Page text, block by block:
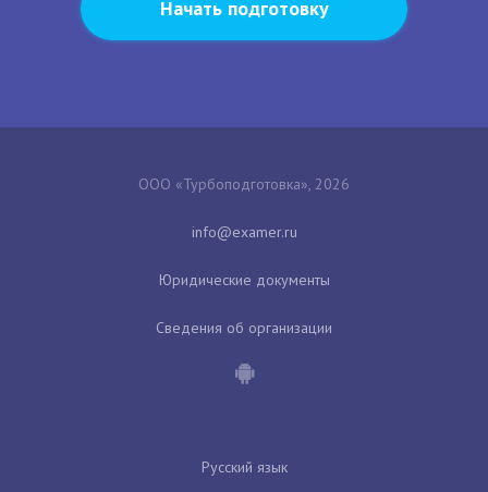
Начать подготовку
ООО «Турбоподготовка», 2026
Юридические документы
Сведения об организации
Русский язык